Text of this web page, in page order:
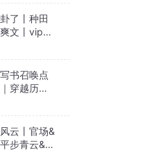
了丨种田
文丨vip免
书召唤点
穿越历史
云丨官场&
步青云&逆